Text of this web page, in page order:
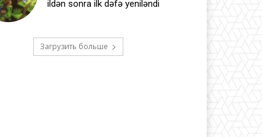
ildən sonra ilk dəfə yeniləndi
Загрузить больше